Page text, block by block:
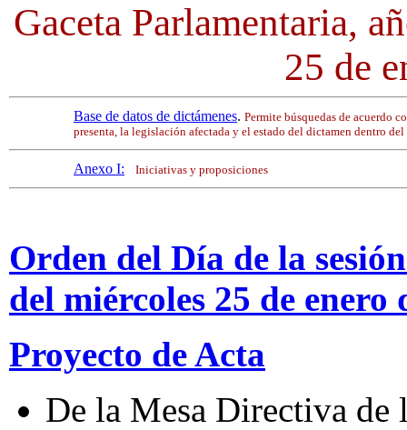
Gaceta Parlamentaria,
25 de
Base de datos de dictámenes. Permite búsquedas de acuerdo
presenta, la legislación afectada y el estado del dictamen dentro
Anexo I: Iniciativas y proposiciones
Orden del Día de la
del miércoles 25 de enero
Proyecto de Acta
De la Mesa Directiva de